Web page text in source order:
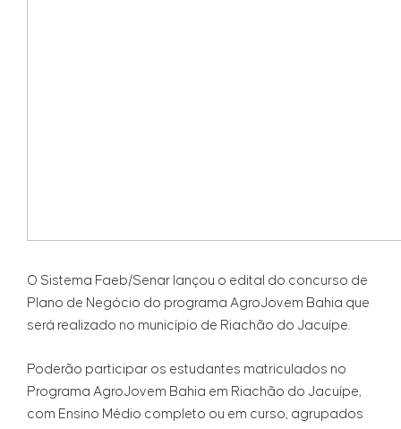
O Sistema Faeb/Senar lançou o edital do concurso de
Plano de Negócio do programa AgroJovem Bahia que
será realizado no município de Riachão do Jacuípe.
Poderão participar os estudantes matriculados no
Programa AgroJovem Bahia em Riachão do Jacuípe,
com Ensino Médio completo ou em curso, agrupados